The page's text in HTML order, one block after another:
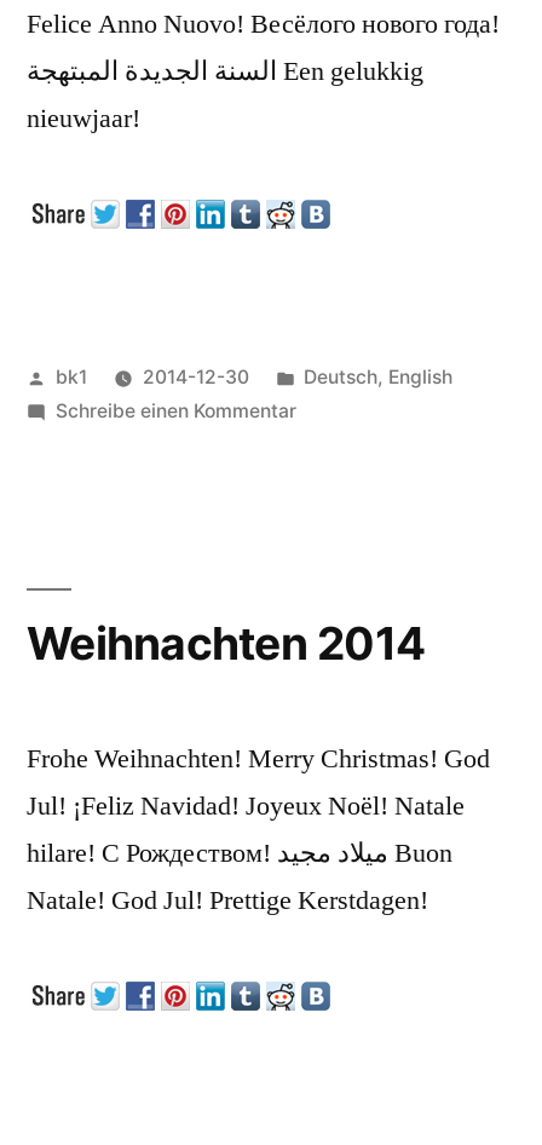
Felice Anno Nuovo! Весёлого нового года!
السنة الجديدة المبتهجة Een gelukkig
nieuwjaar!
Veröffentlicht
von
bk1 2014-12-30
Veröffentlicht
Deutsch, English
Schreibe einen Kommentarzu
Weihnachten 2014
Frohe Weihnachten! Merry Christmas! God
Jul! ¡Feliz Navidad! Joyeux Noël! Natale
hilare! С Рождеством! ميلاد مجيد Buon
Natale! God Jul! Prettige Kerstdagen!